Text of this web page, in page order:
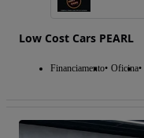
Low Cost Cars PEARL
Financiamento Oficina